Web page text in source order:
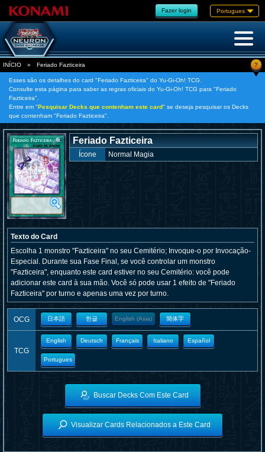
Fazer login Portugues
INÍCIO » Feriado Fazticeira ?
Esses são os detalhes do card "Feriado Fazticeira" do Yu-Gi-Oh! TCG.
Consulte esta página para saber as regras oficiais do Yu-Gi-Oh! TCG para "Feriado
Fazticeira".
Entre em "Pesquisar Decks que contenham este card" se deseja pesquisar os Decks
que contenham "Feriado Fazticeira".
Feriado Fazticeira
Ícone Normal Magia
Texto do Card
Escolha 1 monstro "Fazticeira" no seu Cemitério; Invoque-o por Invocação-
Especial. Durante sua Fase Final, se você controlar um monstro
"Fazticeira", enquanto este card estiver no seu Cemitério: você pode
adicionar este card à sua mão. Você só pode usar 1 efeito de "Feriado
Fazticeira" por turno e apenas uma vez por turno.
OCG 日本語 한글 English (Asia) 簡体字
TCG
English Deutsch Français Italiano Español
Portugues
Buscar Decks Com Este Card
Visualizar Cards Relacionados a Este Card